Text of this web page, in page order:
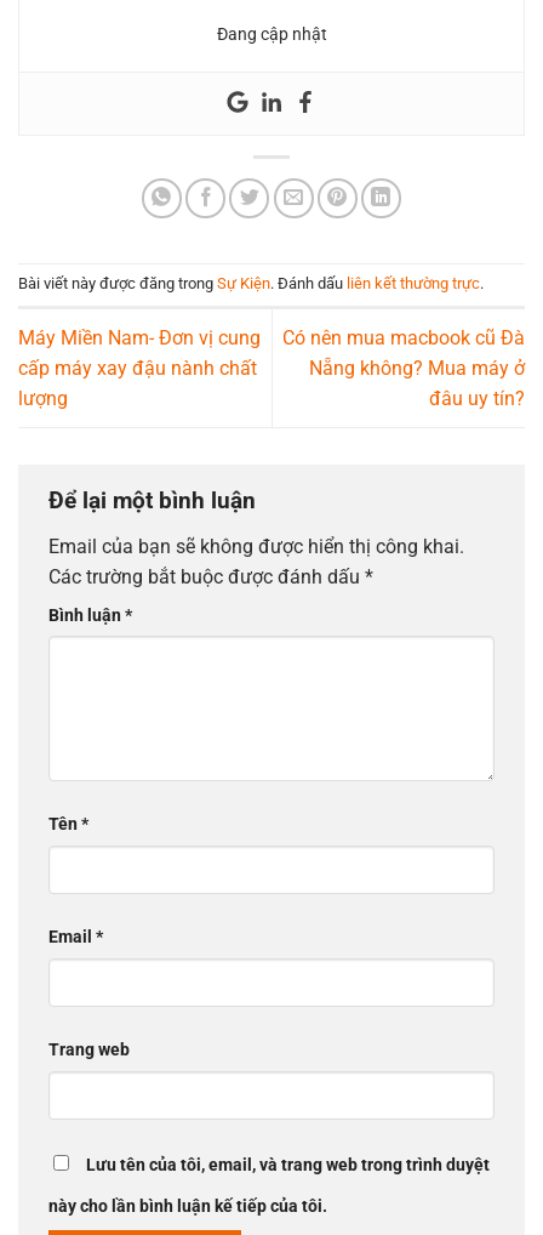
Đang cập nhật
Bài viết này được đăng trong Sự Kiện. Đánh dấu liên kết thường trực.
Máy Miền Nam- Đơn vị cung
cấp máy xay đậu nành chất
lượng
Có nên mua macbook cũ Đà
Nẵng không? Mua máy ở
đâu uy tín?
Để lại một bình luận
Email của bạn sẽ không được hiển thị công khai.
Các trường bắt buộc được đánh dấu *
Bình luận*
Tên*
Email *
Trang web
Lưu tên của tôi, email, và trang web trong trình duyệt
này cho lần bình luận kế tiếp của tôi.